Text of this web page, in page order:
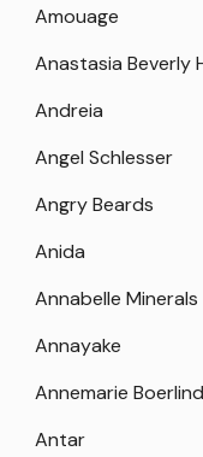
Amouage
Anastasia Beverly
Andreia
Angel Schlesser
Angry Beards
Anida
Annabelle Minerals
Annayake
Annemarie Boerlind
Antar